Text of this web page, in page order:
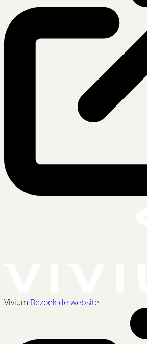
Vivium Bezoek de website